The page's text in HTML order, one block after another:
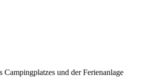
Campingplatzes und der Ferienanlage